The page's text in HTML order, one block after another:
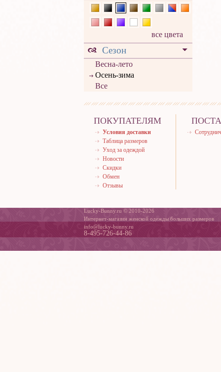
все цвета
Сезон
Весна-лето
Осень-зима
Все
ПОКУПАТЕЛЯМ
Условия доставки
Таблица размеров
Уход за одеждой
Новости
Скидки
Обмен
Отзывы
Lucky-Bunny.ru © 2010-2026
Интернет-магазин женской одежды больших размеров
info@lucky-bunny.ru
8-495-726-44-86